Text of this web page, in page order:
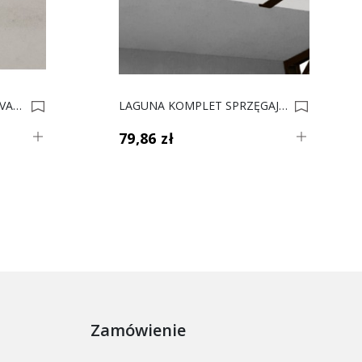
WSPORNIK DO PÓŁEK CALVADOS 3 Op. 200 0001239 LAGUNA KOMPLET SPRZĘGAJĄCY DO WSPORNIKÓW Czarny Mat 4468-3 L 0016058
79,86 zł
Zamówienie